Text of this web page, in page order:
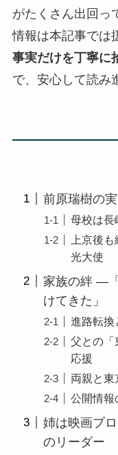
がたくさん出回っ
情報は本記事では
事実だけを丁寧に
で、安心して読み
前原瑞樹の
母校は長
上京後
光大使
家族の絆 ―
けてきた」
進路転換
父との「
応援
両親と東
公開情報
姉は映画プ
のリーダー